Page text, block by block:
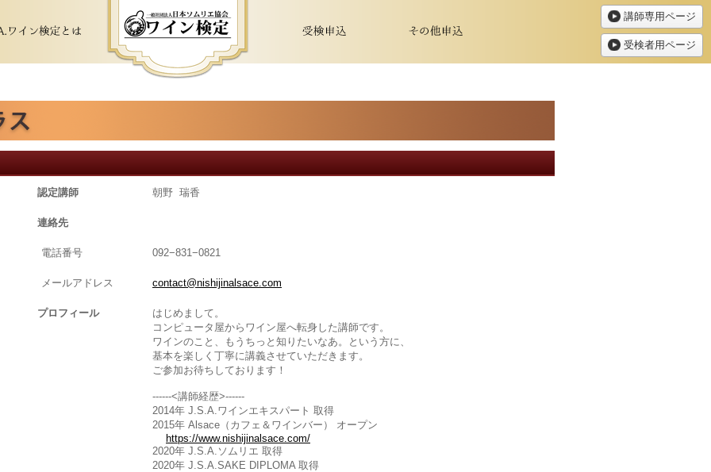
講師専用ページ
受検者用ページ
認定講師 朝野 瑞香
連絡先
電話番号 092−831−0821
メールアドレス contact@nishijinalsace.com
プロフィール
はじめまして。
コンピュータ屋からワイン屋へ転身した講師です。
ワインのこと、もうちっと知りたいなあ。という方に、
基本を楽しく丁寧に講義させていただきます。
ご参加お待ちしております！
------<講師経歴>------
2014年 J.S.A.ワインエキスパート 取得
2015年 Alsace（カフェ＆ワインバー） オープン
https://www.nishijinalsace.com/
2020年 J.S.A.ソムリエ 取得
2020年 J.S.A.SAKE DIPLOMA 取得